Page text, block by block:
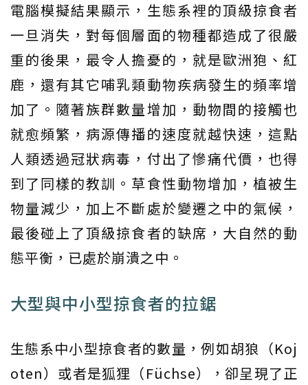
電腦模擬結果顯示，生態系裡的頂級掠食者
一旦消失，對每個層面的物種都造成了很嚴
重的後果，最令人擔憂的，就是歐洲狍、紅
鹿，還有其它哺乳類動物疾病發生的頻率增
加了。隨著族群數量增加，動物間的接觸也
就愈頻繁，病源傳播的速度就越快速，這點
人類透過冠狀病毒，付出了慘痛代價，也得
到了同樣的教訓。草食性動物增加，植被生
物量減少，加上不斷處於變遷之中的氣候，
最後碰上了頂級掠食者的缺席，大自然的動
態平衡，已處於崩潰之中。
大型與中小型掠食者的拉鋸
生態系中小型掠食者的數量，例如胡狼（Koj
oten）或者是狐狸（Füchse），卻呈現了正